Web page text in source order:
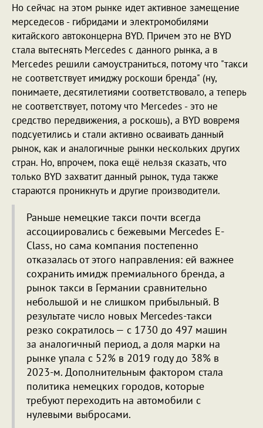
Но сейчас на этом рынке идет активное замещение
мерседесов - гибридами и электромобилями
китайского автоконцерна BYD. Причем это не BYD
стала вытеснять Mercedes с данного рынка, а в
Mercedes решили самоустраниться, потому что "такси
не соответствует имиджу роскоши бренда" (ну,
понимаете, десятилетиями соответствовало, а теперь
не соответствует, потому что Mercedes - это не
средство передвижения, а роскошь), а BYD вовремя
подсуетились и стали активно осваивать данный
рынок, как и аналогичные рынки нескольких других
стран. Но, впрочем, пока ещё нельзя сказать, что
только BYD захватит данный рынок, туда также
стараются проникнуть и другие производители.
Раньше немецкие такси почти всегда
ассоциировались с бежевыми Mercedes E-
Class, но сама компания постепенно
отказалась от этого направления: ей важнее
сохранить имидж премиального бренда, а
рынок такси в Германии сравнительно
небольшой и не слишком прибыльный. В
результате число новых Mercedes-такси
резко сократилось — с 1730 до 497 машин
за аналогичный период, а доля марки на
рынке упала с 52% в 2019 году до 38% в
2023-м. Дополнительным фактором стала
политика немецких городов, которые
требуют переходить на автомобили с
нулевыми выбросами.